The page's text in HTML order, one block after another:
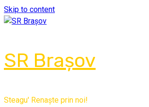
Skip to content
SR Brașov
Steagu' Renaște prin noi!